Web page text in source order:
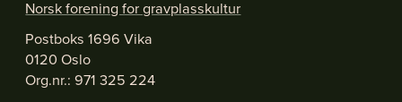
Norsk forening for gravplasskultur
Postboks 1696 Vika
0120 Oslo
Org.nr.: 971 325 224